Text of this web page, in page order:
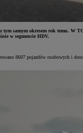
tym samym okresem rok temu.
w segmencie HDV.
8607 pojazdów osobowych i